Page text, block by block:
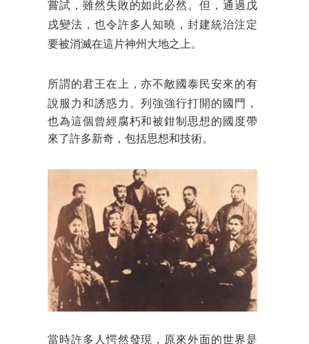
嘗試，雖然失敗的如此必然。但，通過戊
戌變法，也令許多人知曉，封建統治注定
要被消滅在這片神州大地之上。
所謂的君王在上，亦不敵國泰民安來的有
說服力和誘惑力。列強強行打開的國門，
也為這個曾經腐朽和被鉗制思想的國度帶
來了許多新奇，包括思想和技術。
當時許多人愕然發現，原來外面的世界是